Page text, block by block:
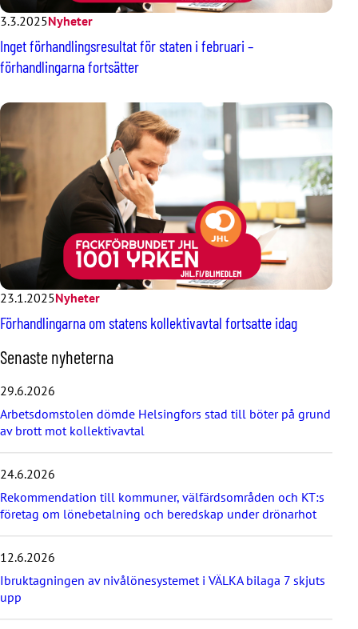
3.3.2025Nyheter
Inget förhandlingsresultat för staten i februari –
förhandlingarna fortsätter
23.1.2025Nyheter
Förhandlingarna om statens kollektivavtal fortsatte idag
H
o
p
p
a
ö
v
r
d
e
n
a
s
e
Senaste nyheterna
29.6.2026
Arbetsdomstolen dömde Helsingfors stad till böter på grund
av brott mot kollektivavtal
24.6.2026
Rekommendation till kommuner, välfärdsområden och KT:s
företag om lönebetalning och beredskap under drönarhot
12.6.2026
Ibruktagningen av nivålönesystemet i VÄLKA bilaga 7 skjuts
upp